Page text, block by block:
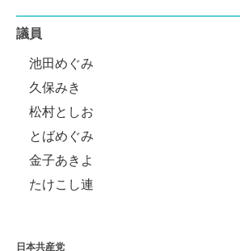
議員
池田めぐみ
久保みき
松村としお
とばめぐみ
金子あきよ
たけこし連
日本共産党